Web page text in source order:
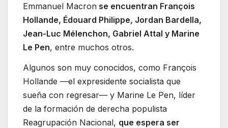
Emmanuel Macron se encuentran François
Hollande, Édouard Philippe, Jordan Bardella,
Jean-Luc Mélenchon, Gabriel Attal y Marine
Le Pen, entre muchos otros.
Algunos son muy conocidos, como François
Hollande —el expresidente socialista que
sueña con regresar— y Marine Le Pen, líder
de la formación de derecha populista
Reagrupación Nacional, que espera ser